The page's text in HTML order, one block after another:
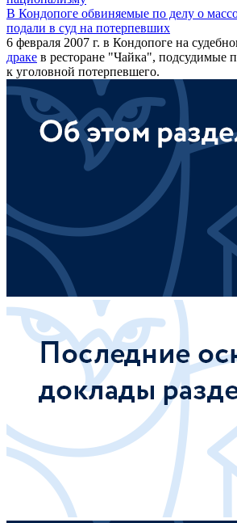
В Кондопоге обвиняемые по делу о
подали в суд на потерпевших
6 февраля 2007 г. в Кондопоге на
драке в ресторане "Чайка", подсудимые
к уголовной потерпевшего.